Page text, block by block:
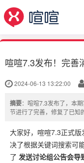
喧喧7.3发布！完善
2024-06-13 13:22:00
摘要：喧喧7.3发布了，本
节进行了完善，修复了已知
大家好，喧喧7.3正式版
决了根据关键词搜索可
了 发送讨论组公告会导